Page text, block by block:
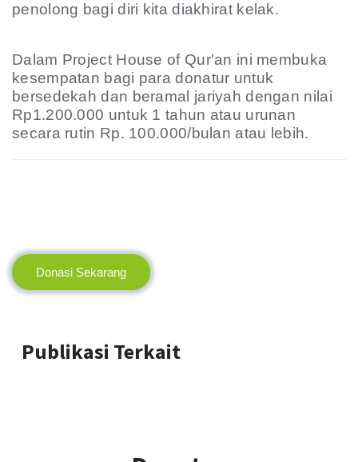
penolong bagi diri kita diakhirat kelak.
Dalam Project House of Qur'an ini membuka
kesempatan bagi para donatur untuk
bersedekah dan beramal jariyah dengan nilai
Rp1.200.000 untuk 1 tahun atau urunan
secara rutin Rp. 100.000/bulan atau lebih.
Donasi Sekarang
Publikasi Terkait